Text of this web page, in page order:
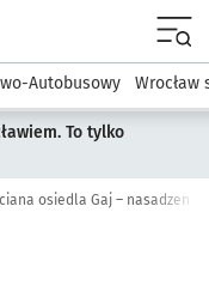
Autobusowy Wrocław
To tylko
osiedla Gaj – nasadzenia